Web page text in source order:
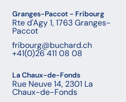
Granges-Paccot - Fribourg
Rte d'Agy 1, 1763 Granges-
Paccot
fribourg@buchard.ch
+41(0)26 411 08 08
La Chaux-de-Fonds
Rue Neuve 14, 2301 La
Chaux-de-Fonds